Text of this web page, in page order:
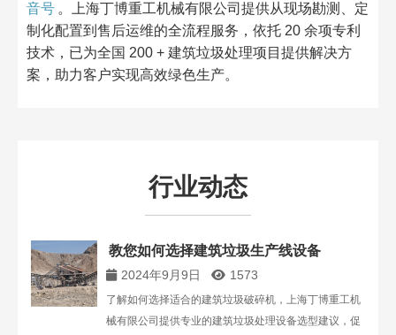
音号 。上海丁博重工机械有限公司提供从现场勘测、定
制化配置到售后运维的全流程服务，依托 20 余项专利
技术，已为全国 200 + 建筑垃圾处理项目提供解决方
案，助力客户实现高效绿色生产。
行业动态
教您如何选择建筑垃圾生产线设备
2024年9月9日 1573
了解如何选择适合的建筑垃圾破碎机，上海丁博重工机
械有限公司提供专业的建筑垃圾处理设备选型建议，促